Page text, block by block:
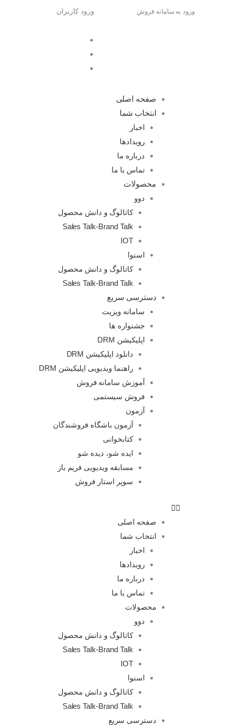
ورود به سامانه فروش ورود کاربران
صفحه اصلی
انتخاب شما
اخبار
رویدادها
درباره ما
تماس با ما
محصولات
دوو
کاتالوگ و دانش محصول
Sales Talk-Brand Talk
IOT
اسنوا
کاتالوگ و دانش محصول
Sales Talk-Brand Talk
دسترسی سریع
سامانه ویزیت
جشنواره ها
اپلیکیشن DRM
دانلود اپلیکیشن DRM
راهنما ویدیویی اپلیکیشن DRM
آموزش سامانه فروش
فروش سیستمی
آزمون
آزمون باشگاه فروشندگان
کتابخوانی
ایده شو، دیده شو
مسابقه ویدیویی فریم باز
سوپر استار فروش
صفحه اصلی
انتخاب شما
اخبار
رویدادها
درباره ما
تماس با ما
محصولات
دوو
کاتالوگ و دانش محصول
Sales Talk-Brand Talk
IOT
اسنوا
کاتالوگ و دانش محصول
Sales Talk-Brand Talk
دسترسی سریع